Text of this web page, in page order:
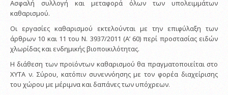
Ασφαλή συλλογή και μεταφορά όλων των υπολειμμάτων
καθαρισμού.
Οι εργασίες καθαρισμού εκτελούνται με την επιφύλαξη των
άρθρων 10 και 11 του Ν. 3937/2011 (Α’ 60) περί προστασίας ειδών
χλωρίδας και ενδημικής βιοποικιλότητας.
Η διάθεση των προϊόντων καθαρισμού θα πραγματοποιείται στο
ΧΥΤΑ ν. Σύρου, κατόπιν συνεννόησης με τον φορέα διαχείρισης
του χώρου με μέριμνα και δαπάνες των υπόχρεων.